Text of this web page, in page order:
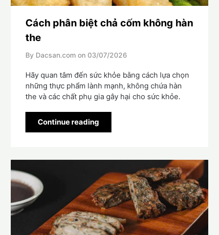
Cách phân biệt chả cốm không hàn
the
By Dacsan.com on 03/07/2026
Hãy quan tâm đến sức khỏe bằng cách lựa chọn
những thực phẩm lành mạnh, không chứa hàn
the và các chất phụ gia gây hại cho sức khỏe.
Continue reading